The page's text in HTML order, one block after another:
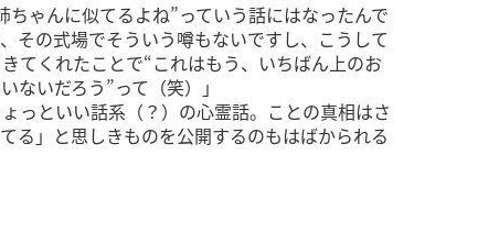
ちゃんに似てるよね”っていう話にはなったんで
その式場でそういう噂もないですし、こうして
てくれたことで“これはもう、いちばん上のお
ないだろう”って（笑）」
っといい話系（？）の心霊話。ことの真相はさ
る」と思しきものを公開するのもはばかられる